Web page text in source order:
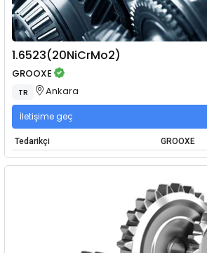
1.6523(20NiCrMo2)
GROOXE
TR Ankara
İletişime geç
Tedarikçi GROOXE